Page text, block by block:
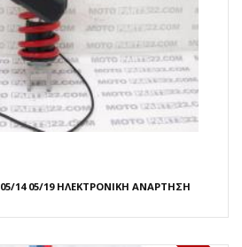
05/14 05/19 ΗΛΕΚΤΡΟΝΙΚΗ ΑΝΑΡΤΗΣΗ